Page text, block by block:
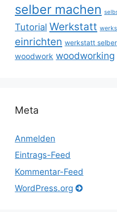
selber machen
Tutorial Werkstatt
einrichten werkstatt
woodwork woodworking
Meta
Anmelden
Eintrags-Feed
Kommentar-Feed
WordPress.org